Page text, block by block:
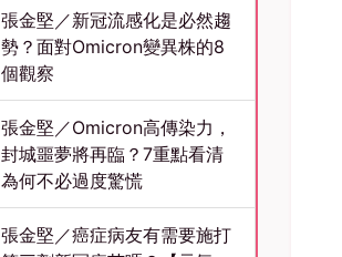
張金堅／新冠流感化是必然趨
勢？面對Omicron變異株的8
個觀察
張金堅／Omicron高傳染力，
封城噩夢將再臨？7重點看清
為何不必過度驚慌
張金堅／癌症病友有需要施打